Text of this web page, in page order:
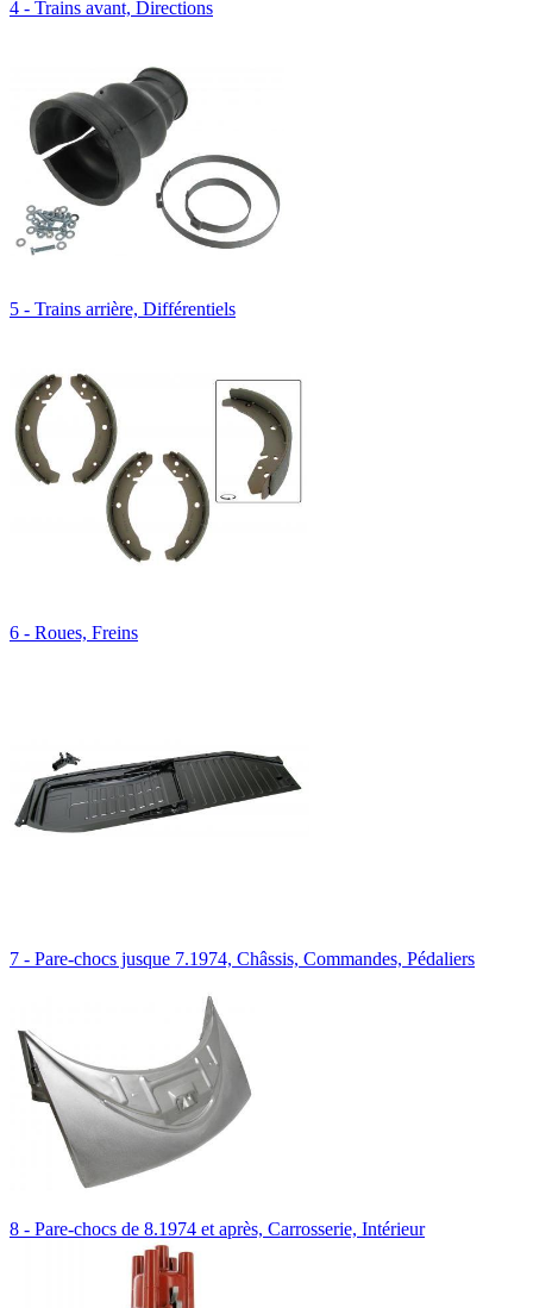
4 - Trains avant, Directions
5 - Trains arrière, Différentiels
6 - Roues, Freins
7 - Pare-chocs jusque 7.1974, Châssis, Commandes, Pédaliers
8 - Pare-chocs de 8.1974 et après, Carrosserie, Intérieur